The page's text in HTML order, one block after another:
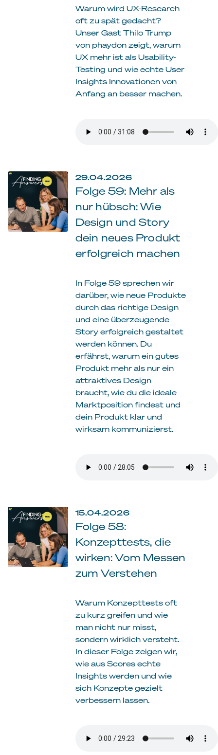
Warum wird UX-Research
oft zu spät gedacht?
Unser Gast Thilo Trump
von phaydon zeigt, warum
UX mehr ist als Usability-
Testing und wie echte User
Insights Innovationen von
Anfang an besser machen.
29.04.2026
Folge 59: Mehr als
nur hübsch: Wie
Design und Story
dein neues Produkt
erfolgreich machen
In Folge 59 sprechen wir
darüber, wie neue Produkte
durch das richtige Design
und eine überzeugende
Story erfolgreich gestaltet
werden können. Du
erfährst, warum ein gutes
Produkt mehr als nur ein
attraktives Design
braucht, wie du die ideale
Marktposition findest und
dein Produkt klar und
wirksam kommunizierst.
15.04.2026
Folge 58:
Konzepttests, die
wirken: Vom Messen
zum Verstehen
Warum Konzepttests oft
zu kurz greifen und wie
man nicht nur misst,
sondern wirklich versteht.
In dieser Folge zeigen wir,
wie aus Scores echte
Insights werden und wie
sich Konzepte gezielt
verbessern lassen.